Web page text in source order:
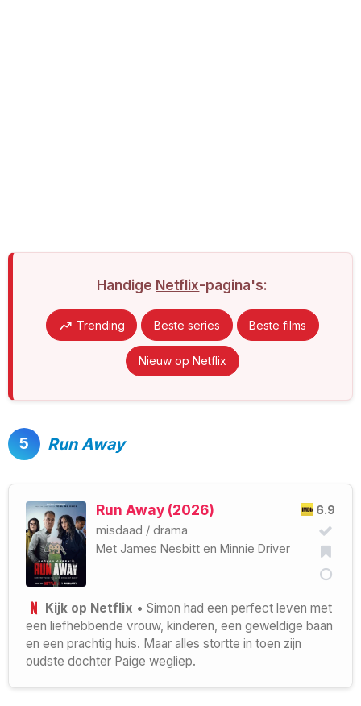
Handige Netflix-pagina's:
Trending Beste series Beste films
Nieuw op Netflix
5 Run Away
6.9
Run Away (2026)
misdaad / drama
Met James Nesbitt en Minnie Driver
Kijk op Netflix • Simon had een perfect leven met
een liefhebbende vrouw, kinderen, een geweldige baan
en een prachtig huis. Maar alles stortte in toen zijn
oudste dochter Paige wegliep.